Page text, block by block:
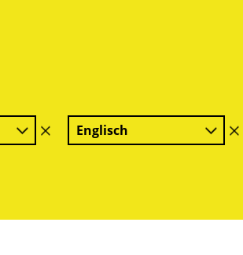
Filter
löschen
Englisch